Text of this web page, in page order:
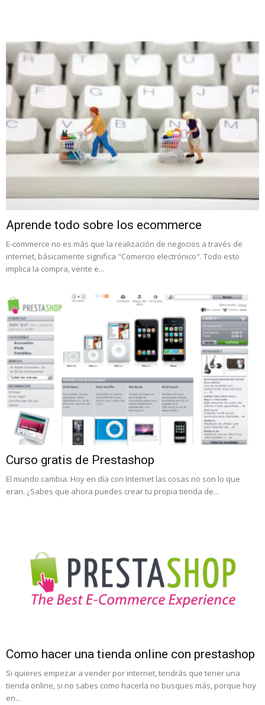
Aprende todo sobre los ecommerce
E-commerce no es más que la realización de negocios a través de
internet, básicamente significa "Comercio electrónico". Todo esto
implica la compra, vente e...
Curso gratis de Prestashop
El mundo cambia. Hoy en día con Internet las cosas no son lo que
eran. ¿Sabes que ahora puedes crear tu propia tienda de...
Como hacer una tienda online con prestashop
Si quieres empezar a vender por internet, tendrás que tener una
tienda online, si no sabes como hacerla no busques más, porque hoy
en...